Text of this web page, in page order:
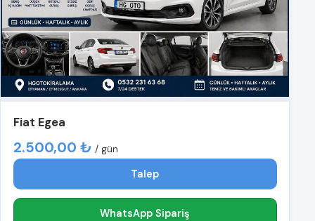
Fiat Egea
2.500,00 ₺ / gün
Talep
WhatsApp Sipariş